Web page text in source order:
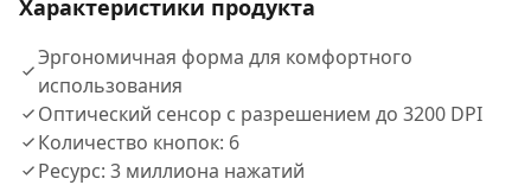
Характеристики продукта
Эргономичная форма для комфортного
использования
Оптический сенсор с разрешением до 3200 DPI
Количество кнопок: 6
Ресурс: 3 миллиона нажатий